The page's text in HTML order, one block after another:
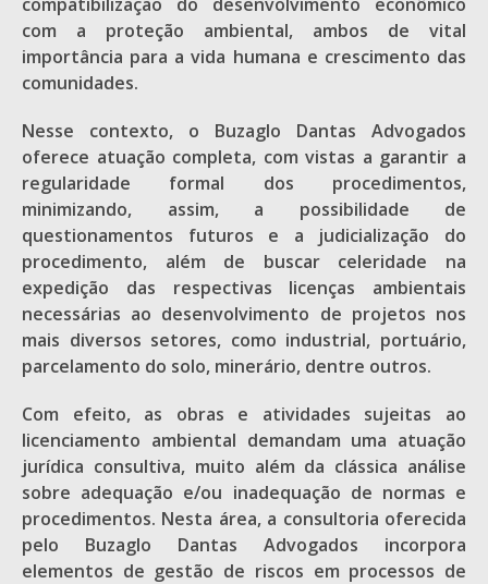
com a proteção ambiental, ambos de vital
importância para a vida humana e crescimento das
comunidades.
Nesse contexto, o Buzaglo Dantas Advogados
oferece atuação completa, com vistas a garantir a
regularidade formal dos procedimentos,
minimizando, assim, a possibilidade de
questionamentos futuros e a judicialização do
procedimento, além de buscar celeridade na
expedição das respectivas licenças ambientais
necessárias ao desenvolvimento de projetos nos
mais diversos setores, como industrial, portuário,
parcelamento do solo, minerário, dentre outros.
Com efeito, as obras e atividades sujeitas ao
licenciamento ambiental demandam uma atuação
jurídica consultiva, muito além da clássica análise
sobre adequação e/ou inadequação de normas e
procedimentos. Nesta área, a consultoria oferecida
pelo Buzaglo Dantas Advogados incorpora
elementos de gestão de riscos em processos de